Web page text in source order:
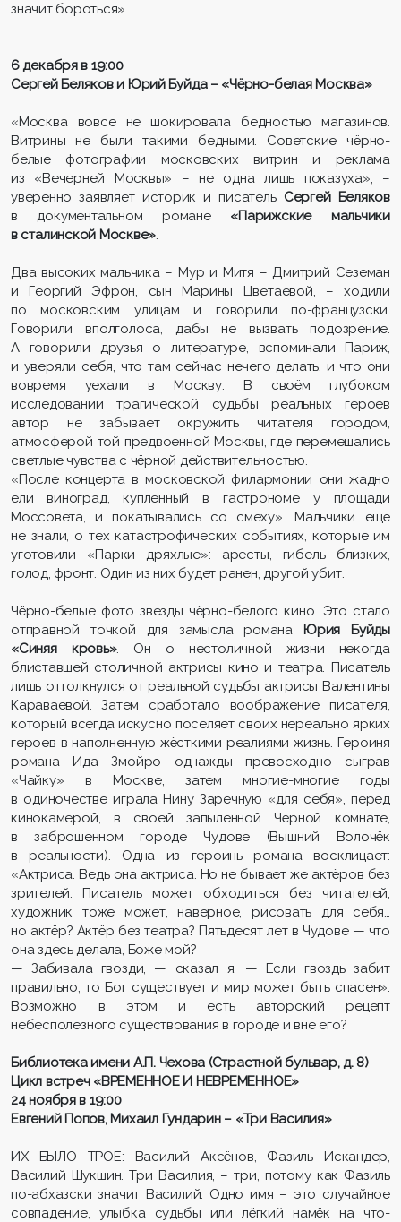
значит бороться».
6 декабря в 19:00
Сергей Беляков и Юрий Буйда – «Чёрно-белая Москва»
«Москва вовсе не шокировала бедностью магазинов.
Витрины не были такими бедными. Советские чёрно-
белые фотографии московских витрин и реклама
из «Вечерней Москвы» – не одна лишь показуха», –
уверенно заявляет историк и писатель Сергей Беляков
в документальном романе «Парижские мальчики
в сталинской Москве».
Два высоких мальчика – Мур и Митя – Дмитрий Сеземан
и Георгий Эфрон, сын Марины Цветаевой, – ходили
по московским улицам и говорили по-французски.
Говорили вполголоса, дабы не вызвать подозрение.
А говорили друзья о литературе, вспоминали Париж,
и уверяли себя, что там сейчас нечего делать, и что они
вовремя уехали в Москву. В своём глубоком
исследовании трагической судьбы реальных героев
автор не забывает окружить читателя городом,
атмосферой той предвоенной Москвы, где перемешались
светлые чувства с чёрной действительностью.
«После концерта в московской филармонии они жадно
ели виноград, купленный в гастрономе у площади
Моссовета, и покатывались со смеху». Мальчики ещё
не знали, о тех катастрофических событиях, которые им
уготовили «Парки дряхлые»: аресты, гибель близких,
голод, фронт. Один из них будет ранен, другой убит.
Чёрно-белые фото звезды чёрно-белого кино. Это стало
отправной точкой для замысла романа Юрия Буйды
«Синяя кровь». Он о нестоличной жизни некогда
блиставшей столичной актрисы кино и театра. Писатель
лишь оттолкнулся от реальной судьбы актрисы Валентины
Караваевой. Затем сработало воображение писателя,
который всегда искусно поселяет своих нереально ярких
героев в наполненную жёсткими реалиями жизнь. Героиня
романа Ида Змойро однажды превосходно сыграв
«Чайку» в Москве, затем многие-многие годы
в одиночестве играла Нину Заречную «для себя», перед
кинокамерой, в своей запыленной Чёрной комнате,
в заброшенном городе Чудове (Вышний Волочёк
в реальности). Одна из героинь романа восклицает:
«Актриса. Ведь она актриса. Но не бывает же актёров без
зрителей. Писатель может обходиться без читателей,
художник тоже может, наверное, рисовать для себя…
но актёр? Актёр без театра? Пятьдесят лет в Чудове — что
она здесь делала, Боже мой?
— Забивала гвозди, — сказал я. — Если гвоздь забит
правильно, то Бог существует и мир может быть спасен».
Возможно в этом и есть авторский рецепт
небесполезного существования в городе и вне его?
Библиотека имени А.П. Чехова (Страстной бульвар, д. 8)
Цикл встреч «ВРЕМЕННОЕ И НЕВРЕМЕННОЕ»
24 ноября в 19:00
Евгений Попов, Михаил Гундарин – «Три Василия»
ИХ БЫЛО ТРОЕ: Василий Аксёнов, Фазиль Искандер,
Василий Шукшин. Три Василия, – три, потому как Фазиль
по-абхазски значит Василий. Одно имя – это случайное
совпадение, улыбка судьбы или лёгкий намёк на что-